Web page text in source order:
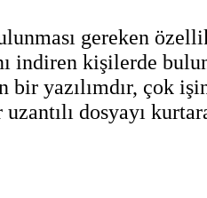
gereken
indiren kişilerde
yazılımdır, çok
dosyayı